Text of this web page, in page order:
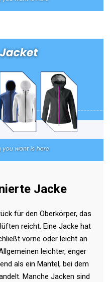
Jacke
für den Oberkörper, das
reicht. Eine Jacke hat
vorne oder leicht an
leichter, enger
als ein Mantel, bei dem
Manche Jacken sind